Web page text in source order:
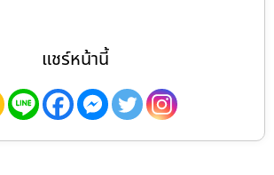
แชร์หน้านี้